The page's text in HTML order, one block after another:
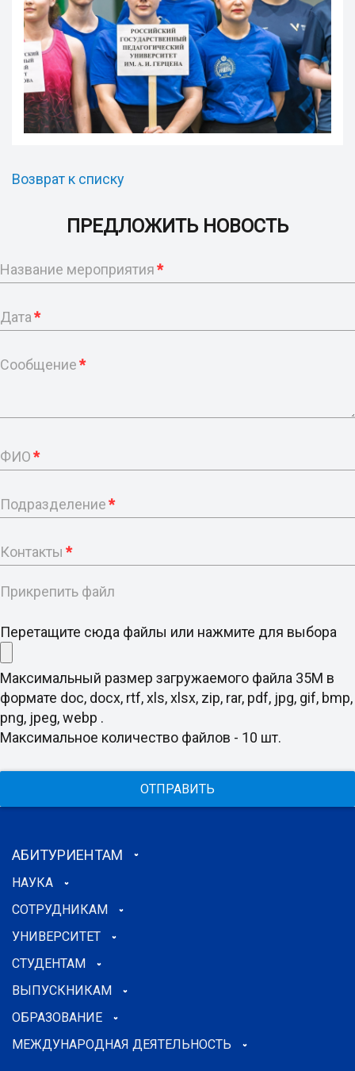
Возврат к списку
ПРЕДЛОЖИТЬ НОВОСТЬ
Название мероприятия*
Дата*
Сообщение*
ФИО*
Подразделение*
Контакты *
Прикрепить файл
Перетащите сюда файлы или нажмите для выбора
Максимальный размер загружаемого файла 35M в
формате doc, docx, rtf, xls, xlsx, zip, rar, pdf, jpg, gif, bmp,
png, jpeg, webp .
Максимальное количество файлов - 10 шт.
ОТПРАВИТЬ
АБИТУРИЕНТАМ
НАУКА
СОТРУДНИКАМ
УНИВЕРСИТЕТ
СТУДЕНТАМ
ВЫПУСКНИКАМ
ОБРАЗОВАНИЕ
МЕЖДУНАРОДНАЯ ДЕЯТЕЛЬНОСТЬ